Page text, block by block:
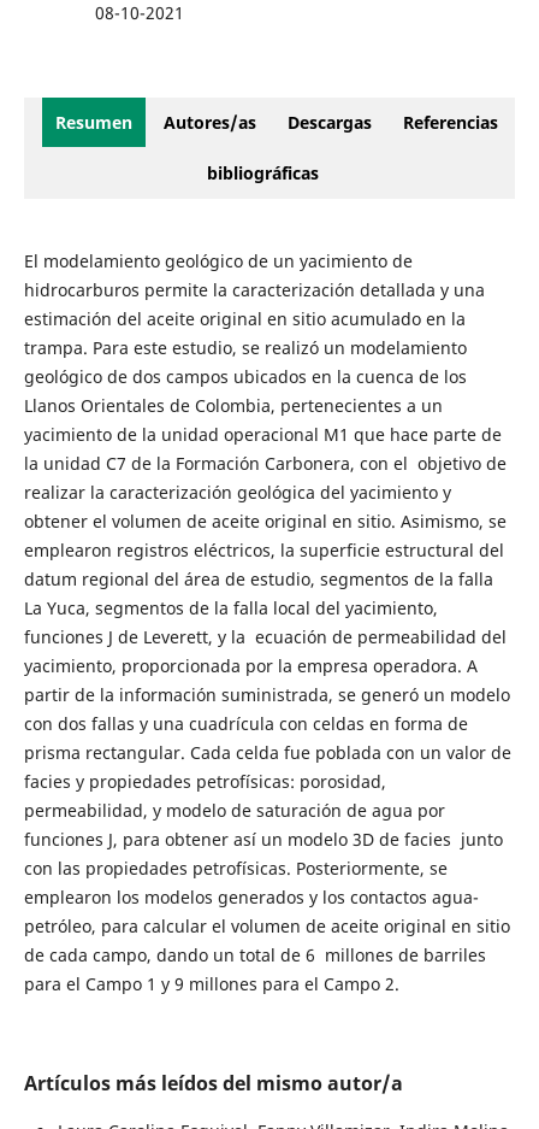
08-10-2021
Resumen Autores/as Descargas Referencias
bibliográficas
El modelamiento geológico de un yacimiento de
hidrocarburos permite la caracterización detallada y una
estimación del aceite original en sitio acumulado en la
trampa. Para este estudio, se realizó un modelamiento
geológico de dos campos ubicados en la cuenca de los
Llanos Orientales de Colombia, pertenecientes a un
yacimiento de la unidad operacional M1 que hace parte de
la unidad C7 de la Formación Carbonera, con el objetivo de
realizar la caracterización geológica del yacimiento y
obtener el volumen de aceite original en sitio. Asimismo, se
emplearon registros eléctricos, la superficie estructural del
datum regional del área de estudio, segmentos de la falla
La Yuca, segmentos de la falla local del yacimiento,
funciones J de Leverett, y la ecuación de permeabilidad del
yacimiento, proporcionada por la empresa operadora. A
partir de la información suministrada, se generó un modelo
con dos fallas y una cuadrícula con celdas en forma de
prisma rectangular. Cada celda fue poblada con un valor de
facies y propiedades petrofísicas: porosidad,
permeabilidad, y modelo de saturación de agua por
funciones J, para obtener así un modelo 3D de facies junto
con las propiedades petrofísicas. Posteriormente, se
emplearon los modelos generados y los contactos agua-
petróleo, para calcular el volumen de aceite original en sitio
de cada campo, dando un total de 6 millones de barriles
para el Campo 1 y 9 millones para el Campo 2.
Artículos más leídos del mismo autor/a